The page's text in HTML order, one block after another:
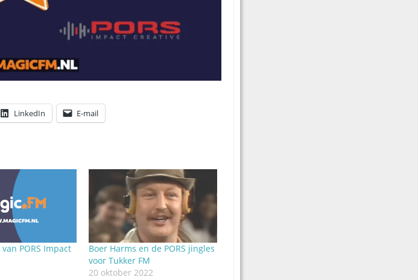
LinkedIn E-mail
PORS Impact
Boer Harms en de PORS jingles
voor Tukker FM
20 oktober 2022